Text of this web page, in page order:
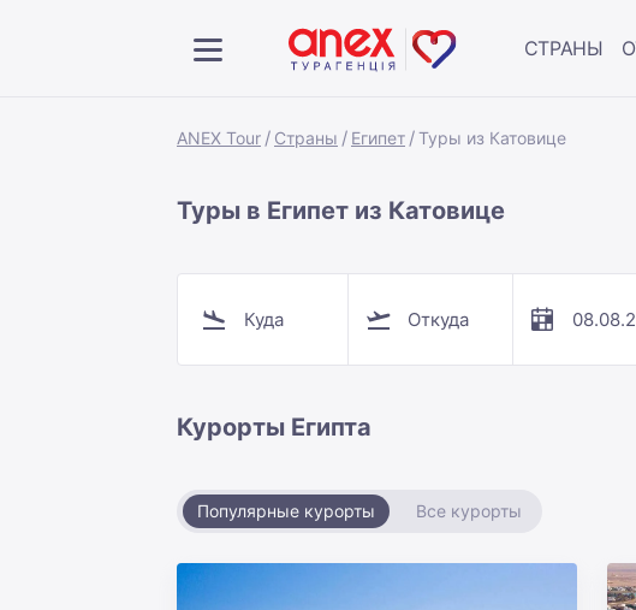
СТРАНЫ
ANEX Tour Страны Египет Туры из Катовице
Туры в Египет из Катовице
Куда Откуда
Курорты Египта
Популярные курорты Все курорты